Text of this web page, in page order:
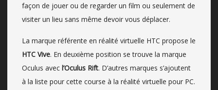
façon de jouer ou de regarder un film ou seulement de
visiter un lieu sans même devoir vous déplacer.
La marque référente en réalité virtuelle HTC propose le
HTC Vive. En deuxième position se trouve la marque
Oculus avec l’Oculus Rift. D’autres marques s’ajoutent
à la liste pour cette course à la réalité virtuelle pour PC.